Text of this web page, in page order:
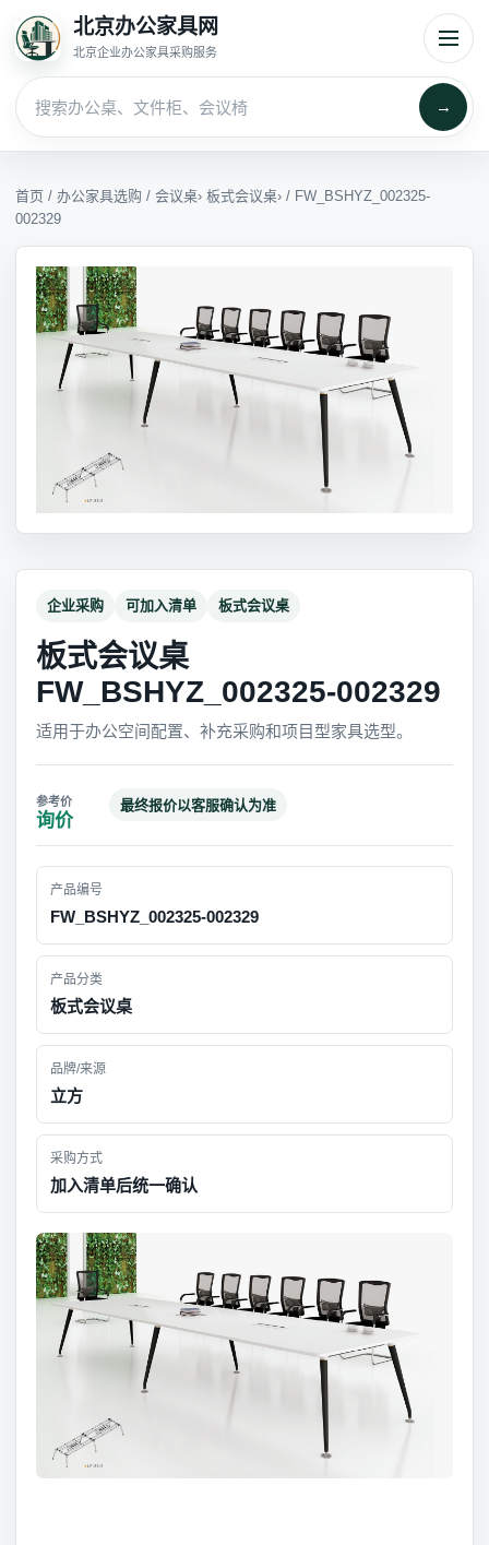
北京办公家具网
北京企业办公家具采购服务
→
首页 / 办公家具选购 / 会议桌› 板式会议桌› / FW_BSHYZ_002325-
002329
企业采购 可加入清单 板式会议桌
板式会议桌
FW_BSHYZ_002325-002329
适用于办公空间配置、补充采购和项目型家具选型。
询价
最终报价以客服确认为准
产品编号
FW_BSHYZ_002325-002329
产品分类
板式会议桌
品牌/来源
立方
采购方式
加入清单后统一确认